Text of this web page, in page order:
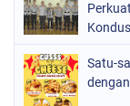
Satu-